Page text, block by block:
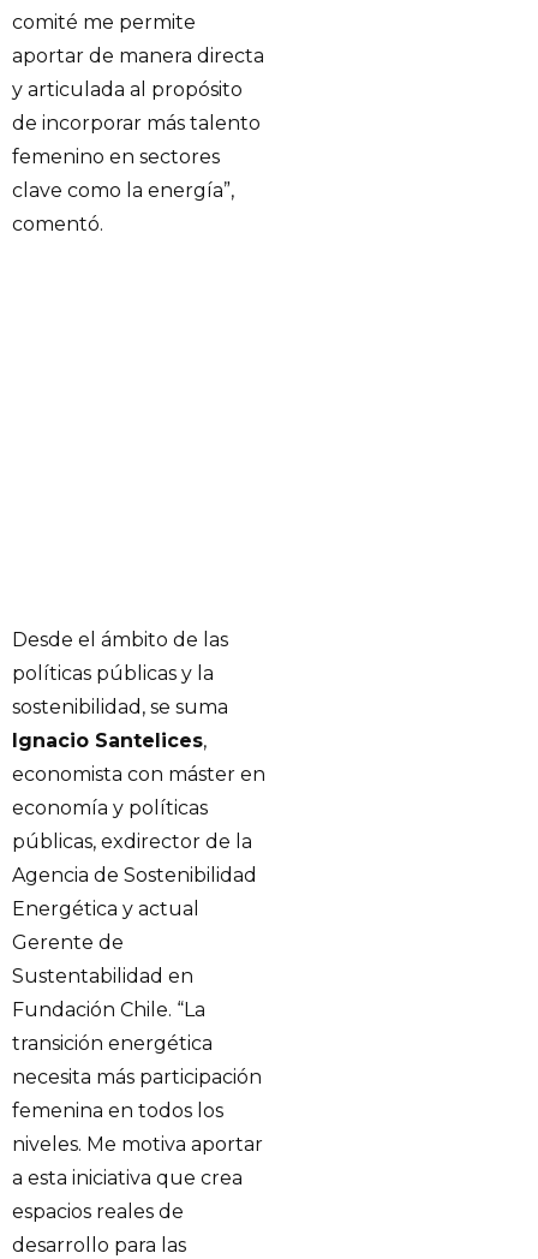
comité me permite
aportar de manera directa
y articulada al propósito
de incorporar más talento
femenino en sectores
clave como la energía”,
comentó.
Desde el ámbito de las
políticas públicas y la
sostenibilidad, se suma
Ignacio Santelices,
economista con máster en
economía y políticas
públicas, exdirector de la
Agencia de Sostenibilidad
Energética y actual
Gerente de
Sustentabilidad en
Fundación Chile. “La
transición energética
necesita más participación
femenina en todos los
niveles. Me motiva aportar
a esta iniciativa que crea
espacios reales de
desarrollo para las